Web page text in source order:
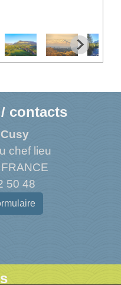
contacts
chef lieu
50 48